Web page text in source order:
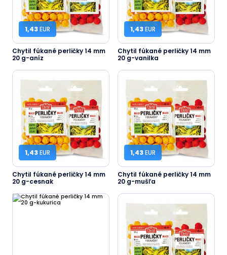
1,43EUR
Chytil fúkané perličky 14 mm
20 g-aníz
1,43EUR
Chytil fúkané perličky 14 mm
20 g-vanilka
1,43EUR
Chytil fúkané perličky 14 mm
20 g-cesnak
1,43EUR
Chytil fúkané perličky 14 mm
20 g-mušľa